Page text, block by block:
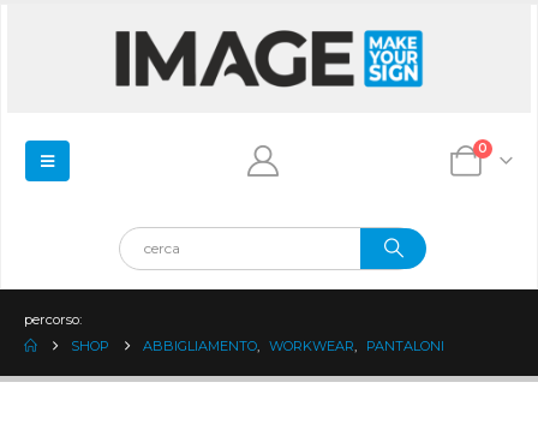
0
percorso:
SHOP
ABBIGLIAMENTO WORKWEAR PANTALONI